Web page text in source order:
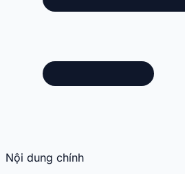
Nội dung chính